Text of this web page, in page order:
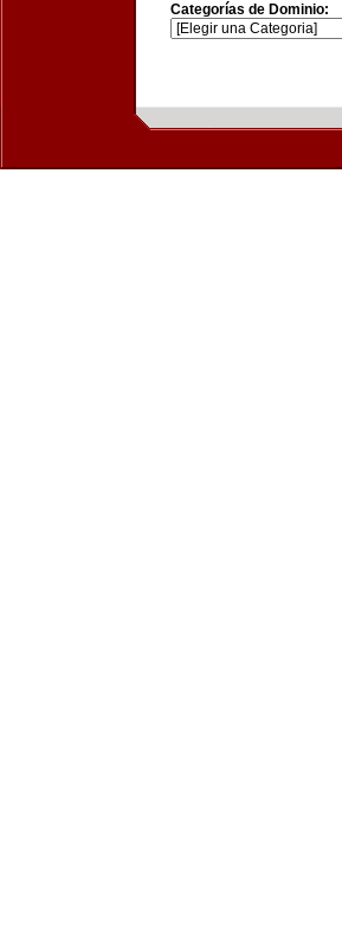
Categorías de Dominio: